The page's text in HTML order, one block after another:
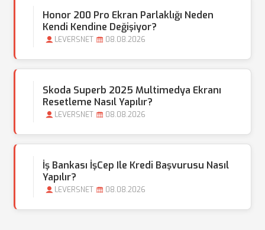
Honor 200 Pro Ekran Parlaklığı Neden
Kendi Kendine Değişiyor?
LEVERSNET 08.08.2026
Skoda Superb 2025 Multimedya Ekranı
Resetleme Nasıl Yapılır?
LEVERSNET 08.08.2026
İş Bankası İşCep Ile Kredi Başvurusu Nasıl
Yapılır?
LEVERSNET 08.08.2026